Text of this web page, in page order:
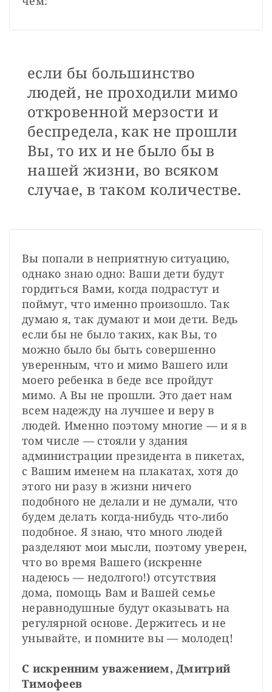
если бы большинство
людей, не проходили мимо
откровенной мерзости и
беспредела, как не прошли
Вы, то их и не было бы в
нашей жизни, во всяком
случае, в таком количестве.
Вы попали в неприятную ситуацию,
однако знаю одно: Ваши дети будут
гордиться Вами, когда подрастут и
поймут, что именно произошло. Так
думаю я, так думают и мои дети. Ведь
если бы не было таких, как Вы, то
можно было бы быть совершенно
уверенным, что и мимо Вашего или
моего ребенка в беде все пройдут
мимо. А Вы не прошли. Это дает нам
всем надежду на лучшее и веру в
людей. Именно поэтому многие — и я в
том числе — стояли у здания
администрации президента в пикетах,
с Вашим именем на плакатах, хотя до
этого ни разу в жизни ничего
подобного не делали и не думали, что
будем делать когда-нибудь что-либо
подобное. Я знаю, что много людей
разделяют мои мысли, поэтому уверен,
что во время Вашего (искренне
надеюсь — недолгого!) отсутствия
дома, помощь Вам и Вашей семье
неравнодушные будут оказывать на
регулярной основе. Держитесь и не
унывайте, и помните вы — молодец!
С искренним уважением, Дмитрий
Тимофеев